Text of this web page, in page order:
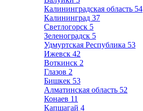
Калининградская область 54
Калининград 37
Светлогорск 5
Зеленоградск 5
Удмуртская Республика 53
Ижевск 42
Воткинск 2
Глазов 2
Бишкек 53
Алматинская область 52
Конаев 11
Капшагай 4